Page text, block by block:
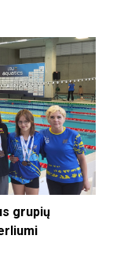
grupių